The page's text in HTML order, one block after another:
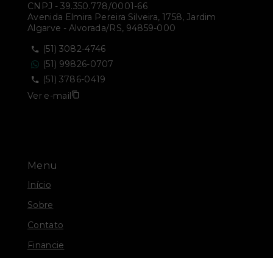
Menu
Início
Sobre
Contato
Financie
CNPJ - 39.350.778/0001-66
Avenida Elmira Pereira Silveira, 1758, Jardim
Algarve - Alvorada/RS, 94859-000
(51) 3082-4746
(51) 99826-0707
(51) 3786-0419
Ver e-mail